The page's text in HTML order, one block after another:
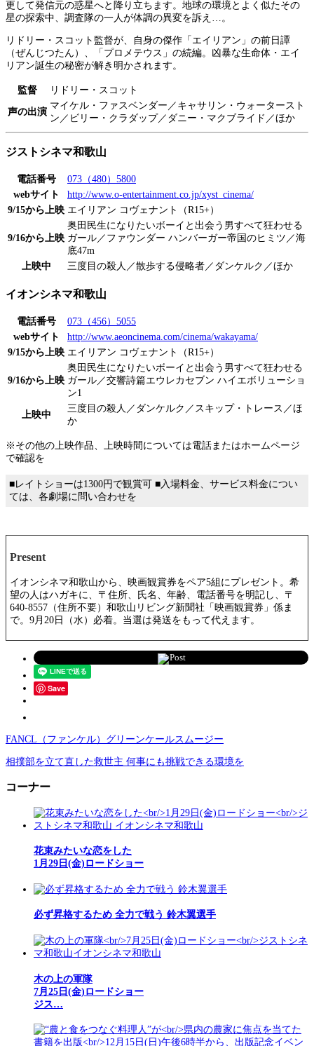
更して発信元の惑星へと降り立ちます。地球の環境とよく似たその
星の探索中、調査隊の一人が体調の異変を訴え…。
リドリー・スコット監督が、自身の傑作「エイリアン」の前日譚
（ぜんじつたん）、「プロメテウス」の続編。凶暴な生命体・エイ
リアン誕生の秘密が解き明かされます。
監督 リドリー・スコット
声の出演
マイケル・ファスベンダー／キャサリン・ウォータースト
ン／ビリー・クラダップ／ダニー・マクブライド／ほか
ジストシネマ和歌山
電話番号
073（480）5800
webサイト
http://www.o-entertainment.co.jp/xyst_cinema/
9/15から上映 エイリアン コヴェナント（R15+）
9/16から上映
奥田民生になりたいボーイと出会う男すべて狂わせる
ガール／ファウンダー ハンバーガー帝国のヒミツ／海
底47m
上映中
三度目の殺人／散歩する侵略者／ダンケルク／ほか
イオンシネマ和歌山
電話番号
073（456）5055
webサイト
http://www.aeoncinema.com/cinema/wakayama/
9/15から上映 エイリアン コヴェナント（R15+）
9/16から上映
奥田民生になりたいボーイと出会う男すべて狂わせる
ガール／交響詩篇エウレカセブン ハイエボリューショ
ン1
上映中
三度目の殺人／ダンケルク／スキップ・トレース／ほ
か
※その他の上映作品、上映時間については電話またはホームページ
で確認を
■レイトショーは1300円で観賞可 ■入場料金、サービス料金につい
ては、各劇場に問い合わせを
Present
イオンシネマ和歌山から、映画観賞券をペア5組にプレゼント。希
望の人はハガキに、〒住所、氏名、年齢、電話番号を明記し、〒
640-8557（住所不要）和歌山リビング新聞社「映画観賞券」係ま
で。9月20日（水）必着。当選は発送をもって代えます。
Post
Save
FANCL（ファンケル）グリーンケールスムージー
相撲部を立て直した救世主 何事にも挑戦できる環境を
コーナー
花束みたいな恋をした
1月29日(金)ロードショー
必ず昇格するため 全力で戦う 鈴木翼選手
木の上の軍隊
7月25日(金)ロードショー
ジス…